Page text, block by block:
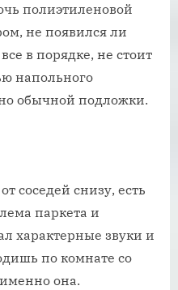
полиэтиленовой
не появился ли
в порядке, не стоит
напольного
обычной подложки.
соседей снизу, есть
паркета и
характерные звуки и
по комнате со
она.